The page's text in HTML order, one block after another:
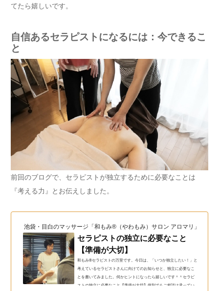
てたら嬉しいです。
自信あるセラピストになるには：今できるこ
と
前回のブログで、セラピストが独立するために必要なことは
『考える力』とお伝えしました。
池袋・目白のマッサージ「和もみ®（やわもみ）サロン アロマリ」（和
セラピストの独立に必要なこと
【準備が大切】
和もみ®セラピストの万里です。今日は、「いつか独立したい！」と
考えているセラピストさんに向けてのお知らせと、独立に必要なこ
とを書いてみました。何かヒントになったら嬉しいです＾＾セラピ
ストの独立に必要なこと【準備が大切】個別でもご相談は承ってい